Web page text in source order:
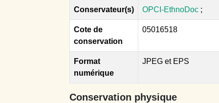
Conservateur(s) OPCI-EthnoDoc ;
Cote de
conservation
05016518
Format
numérique
JPEG et EPS
Conservation physique